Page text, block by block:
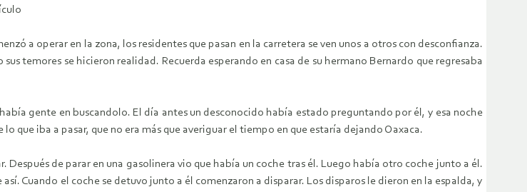
a operar en la zona, los residentes que pasan en la carretera se ven unos a otros con desconfianza.
temores se hicieron realidad. Recuerda esperando en casa de su hermano Bernardo que regresaba
gente en buscandolo. El día antes un desconocido había estado preguntando por él, y esa noche
que iba a pasar, que no era más que averiguar el tiempo en que estaría dejando Oaxaca.
de parar en una gasolinera vio que había un coche tras él. Luego había otro coche junto a él.
Cuando el coche se detuvo junto a él comenzaron a disparar. Los disparos le dieron en la espalda, y